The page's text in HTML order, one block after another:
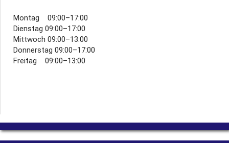
Montag 09:00–17:00
Dienstag 09:00–17:00
Mittwoch 09:00–13:00
Donnerstag 09:00–17:00
Freitag 09:00–13:00